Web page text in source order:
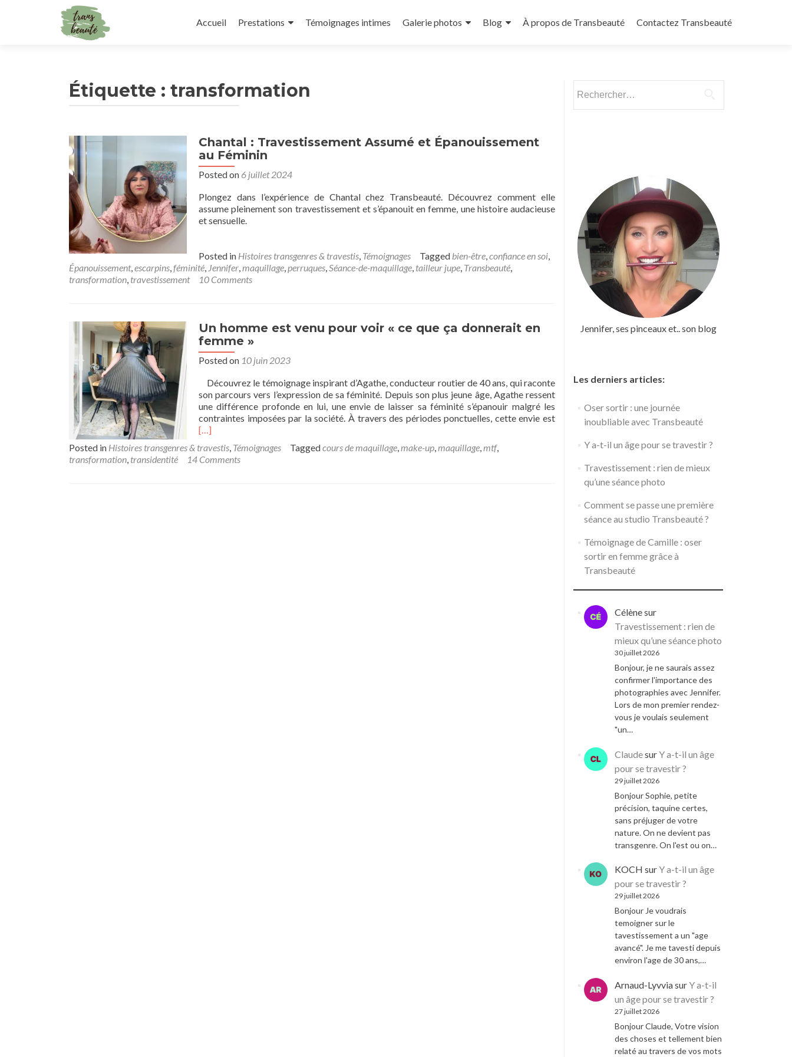
to
Accueil Prestations Témoignages intimes Galerie photos Blog À propos de Transbeauté Contactez Transbeauté
Étiquette : transformation
Chantal : Travestissement Assumé et Épanouissement
au Féminin
Posted on 6 juillet 2024
Plongez dans l’expérience de Chantal chez Transbeauté. Découvrez comment elle
assume pleinement son travestissement et s’épanouit en femme, une histoire audacieuse
et sensuelle.
Posted in Histoires transgenres & travestis, Témoignages Tagged bien-être,confiance en soi,
Épanouissement,escarpins,féminité, Jennifer,maquillage,perruques,Séance-de-maquillage, tailleur jupe, Transbeauté,
transformation, travestissement 10 Comments
Un homme est venu pour voir « ce que ça donnerait en
femme »
Posted on 10 juin 2023
Découvrez le témoignage inspirant d’Agathe, conducteur routier de 40 ans, qui raconte
son parcours vers l’expression de sa féminité. Depuis son plus jeune âge, Agathe ressent
une différence profonde en lui, une envie de laisser sa féminité s’épanouir malgré les
contraintes imposées par la société. À travers des périodes ponctuelles, cette envie estRead
donnerait
[…]
Posted in Histoires transgenres & travestis, Témoignages Taggedcours de maquillage,make-up,maquillage,mtf,
transformation, transidentité 14 Comments
Jennifer, ses pinceaux et.. son blog
Les derniers articles:
Oser sortir : une journée
inoubliable avec Transbeauté
Y a-t-il un âge pour se travestir ?
Travestissement : rien de mieux
qu’une séance photo
Comment se passe une première
séance au studio Transbeauté ?
Témoignage de Camille : oser
sortir en femme grâce à
Transbeauté
Célènesur
Travestissement : rien de
mieux qu’une séance photo
30 juillet 2026
Bonjour, je ne saurais assez
confirmer l'importance des
photographies avec Jennifer.
Lors de mon premier rendez-
vous je voulais seulement
"un…
ClaudesurY a-t-il un âge
pour se travestir ?
29 juillet 2026
Bonjour Sophie, petite
précision, taquine certes,
sans préjuger de votre
nature. On ne devient pas
transgenre. On l'est ou on…
KOCH surY a-t-il un âge
pour se travestir ?
29 juillet 2026
Bonjour Je voudrais
temoigner sur le
tavestissement a un "age
avancé". Je me tavesti depuis
environ l'age de 30 ans,…
Arnaud-LyvviasurY a-t-il
un âge pour se travestir ?
27 juillet 2026
Bonjour Claude, Votre vision
des choses et tellement bien
relaté au travers de vos mots